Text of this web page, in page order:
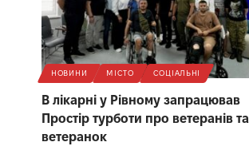
НОВИНИ МІСТО СОЦІАЛЬНІ
В лікарні у Рівному запрацював
Простір турботи про ветеранів та
ветеранок